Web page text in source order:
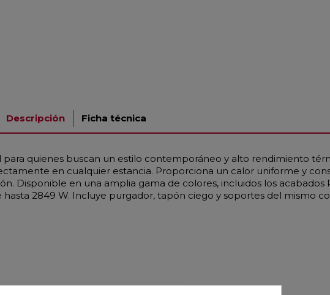
Descripción Ficha técnica
quienes buscan un estilo contemporáneo y alto rendimiento
en cualquier estancia. Proporciona un calor uniforme y
Disponible en una amplia gama de colores, incluidos los acabados
2849 W. Incluye purgador, tapón ciego y soportes del mismo